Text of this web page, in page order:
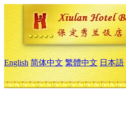
English 简体中文 繁體中文 日本語